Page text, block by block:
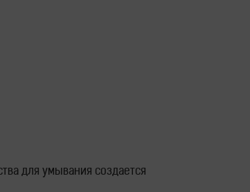
для умывания создается